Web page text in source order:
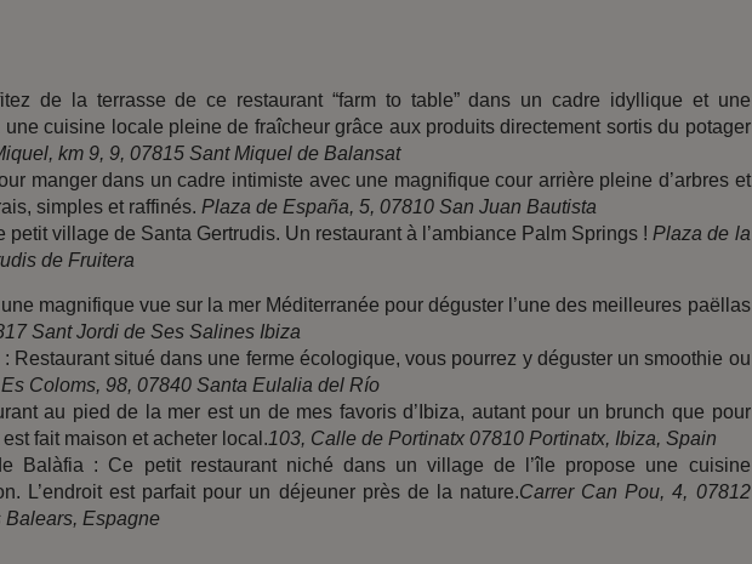
de la terrasse de ce restaurant “farm to table” dans un cadre idyllique et une
cuisine locale pleine de fraîcheur grâce aux produits directement sortis du potager
km 9, 9, 07815 Sant Miquel de Balansat
manger dans un cadre intimiste avec une magnifique cour arrière pleine d’arbres et
simples et raffinés. Plaza de España, 5, 07810 San Juan Bautista
petit village de Santa Gertrudis. Un restaurant à l’ambiance Palm Springs !Plaza de la
de Fruitera
magnifique vue sur la mer Méditerranée pour déguster l’une des meilleures paëllas
Sant Jordi de Ses Salines Ibiza
Restaurant situé dans une ferme écologique, vous pourrez y déguster un smoothie ou
Es Coloms, 98, 07840 Santa Eulalia del Río
au pied de la mer est un de mes favoris d’Ibiza, autant pour un brunch que pour
fait maison et acheter local.103, Calle de Portinatx 07810 Portinatx, Ibiza, Spain
Balàfia : Ce petit restaurant niché dans un village de l’île propose une cuisine
L’endroit est parfait pour un déjeuner près de la nature.Carrer Can Pou, 4, 07812
Espagne